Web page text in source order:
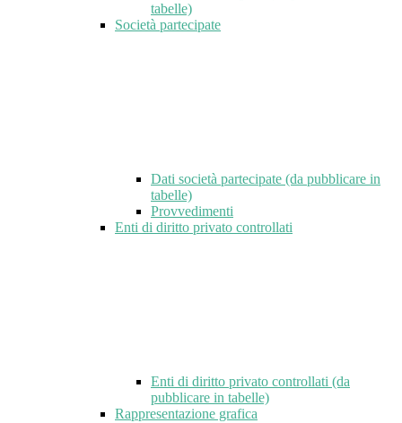
tabelle)
Società partecipate
Dati società partecipate (da pubblicare in
tabelle)
Provvedimenti
Enti di diritto privato controllati
Enti di diritto privato controllati (da
pubblicare in tabelle)
Rappresentazione grafica